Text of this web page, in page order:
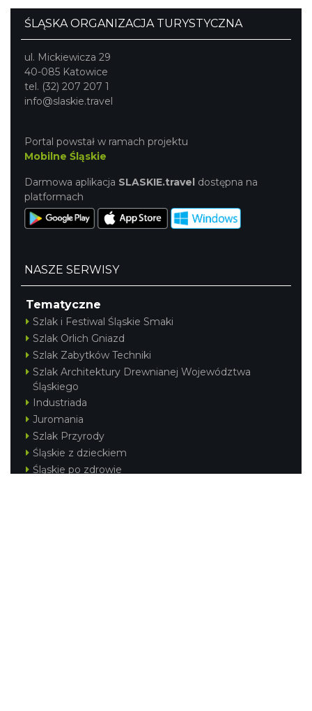
ŚLĄSKA ORGANIZACJA TURYSTYCZNA
ul. Mickiewicza 29
40-085 Katowice
tel. (32) 207 207 1
info@slaskie.travel
Portal powstał w ramach projektu
Mobilne Śląskie
Darmowa aplikacja SLASKIE.travel dostępna na
platformach
NASZE SERWISY
Tematyczne
Szlak i Festiwal Śląskie Smaki
Szlak Orlich Gniazd
Szlak Zabytków Techniki
Szlak Architektury Drewnianej Województwa
Śląskiego
Industriada
Juromania
Szlak Przyrody
Śląskie z dzieckiem
Śląskie po zdrowie